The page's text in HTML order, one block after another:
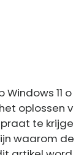
Windows 11 o
oplossen v
te krijge
waarom de